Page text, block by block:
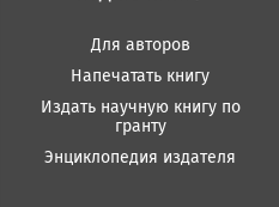
Для авторов
Напечатать книгу
Издать научную книгу по
гранту
Энциклопедия издателя